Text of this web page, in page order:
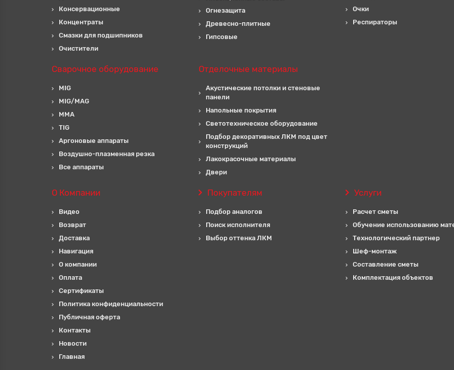
Консервационные
Концентраты
Смазки для подшипников
Очистители
Огнезащита
Древесно-плитные
Гипсовые
Очки
Респираторы
Сварочное оборудование
MIG
MIG/MAG
MMA
TIG
Аргоновые аппараты
Воздушно-плазменная резка
Все аппараты
Отделочные материалы
Акустические потолки и стеновые
панели
Напольные покрытия
Светотехническое оборудование
Подбор декоративных ЛКМ под цвет
конструкций
Лакокрасочные материалы
Двери
О Компании
Видео
Возврат
Доставка
Навигация
О компании
Оплата
Сертификаты
Политика конфиденциальности
Публичная оферта
Контакты
Новости
Главная
Покупателям
Подбор аналогов
Поиск исполнителя
Выбор оттенка ЛКМ
Услуги
Расчет сметы
Обучение использованию
Технологический партнер
Шеф-монтаж
Составление сметы
Комплектация объектов